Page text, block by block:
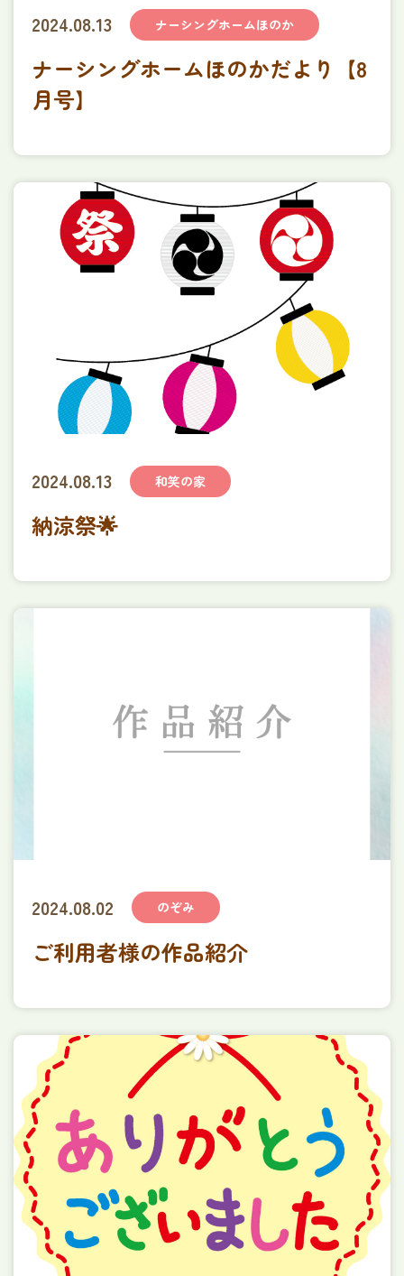
2024.08.13 ナーシングホームほのか
ナーシングホームほのかだより【8
月号】
2024.08.13 和笑の家
納涼祭🌟
2024.08.02 のぞみ
ご利用者様の作品紹介